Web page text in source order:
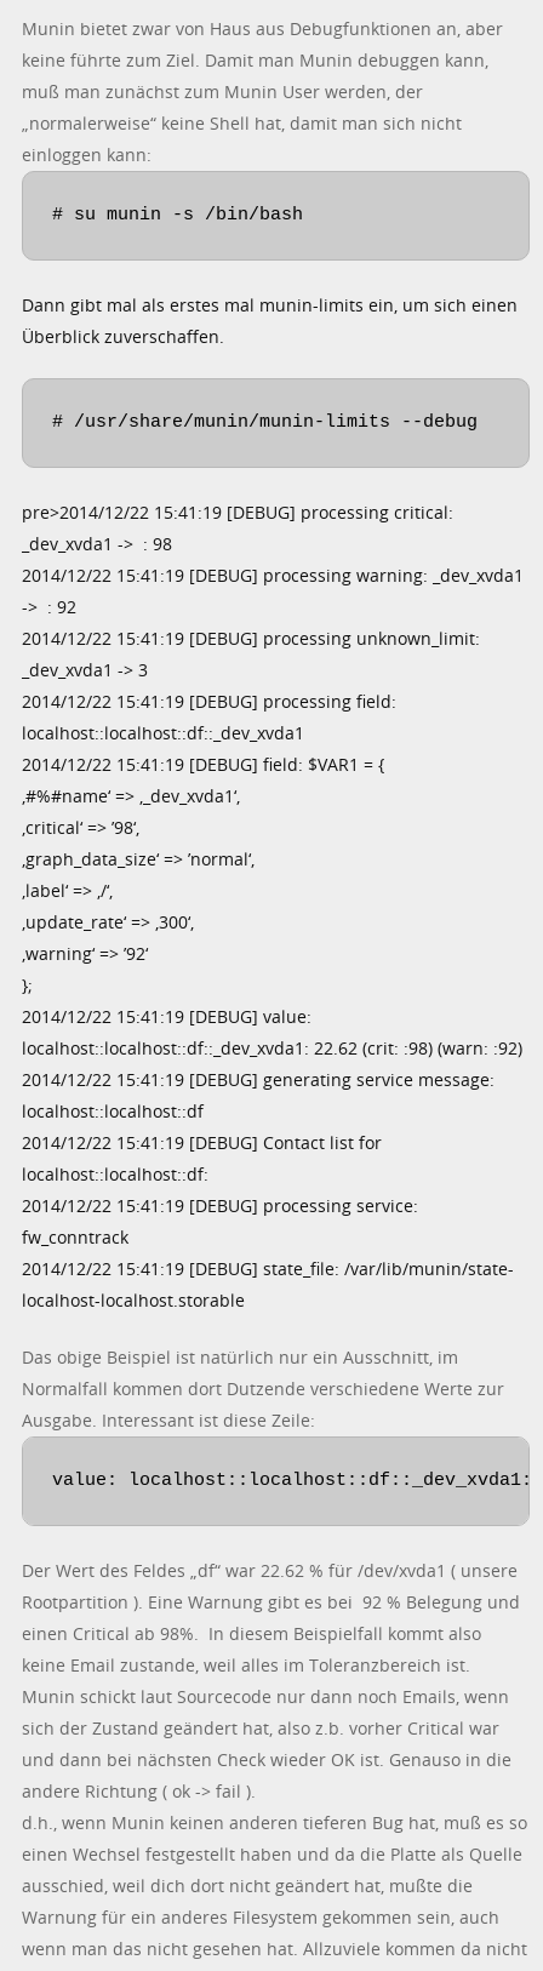
Munin bietet zwar von Haus aus Debugfunktionen an, aber
keine führte zum Ziel. Damit man Munin debuggen kann,
muß man zunächst zum Munin User werden, der
„normalerweise“ keine Shell hat, damit man sich nicht
einloggen kann:
# su munin -s /bin/bash
Dann gibt mal als erstes mal munin-limits ein, um sich einen
Überblick zuverschaffen.
# /usr/share/munin/munin-limits --debug
pre>2014/12/22 15:41:19 [DEBUG] processing critical:
_dev_xvda1 -> : 98
2014/12/22 15:41:19 [DEBUG] processing warning: _dev_xvda1
-> : 92
2014/12/22 15:41:19 [DEBUG] processing unknown_limit:
_dev_xvda1 -> 3
2014/12/22 15:41:19 [DEBUG] processing field:
localhost::localhost::df::_dev_xvda1
2014/12/22 15:41:19 [DEBUG] field: $VAR1 = {
‚#%#name‘ => ‚_dev_xvda1‘,
‚critical‘ => ’98‘,
‚graph_data_size‘ => ’normal‘,
‚label‘ => ‚/‘,
‚update_rate‘ => ‚300‘,
‚warning‘ => ’92‘
};
2014/12/22 15:41:19 [DEBUG] value:
localhost::localhost::df::_dev_xvda1: 22.62 (crit: :98) (warn: :92)
2014/12/22 15:41:19 [DEBUG] generating service message:
localhost::localhost::df
2014/12/22 15:41:19 [DEBUG] Contact list for
localhost::localhost::df:
2014/12/22 15:41:19 [DEBUG] processing service:
fw_conntrack
2014/12/22 15:41:19 [DEBUG] state_file: /var/lib/munin/state-
localhost-localhost.storable
Das obige Beispiel ist natürlich nur ein Ausschnitt, im
Normalfall kommen dort Dutzende verschiedene Werte zur
Ausgabe. Interessant ist diese Zeile:
value:
Der Wert des Feldes „df“ war 22.62 % für /dev/xvda1 ( unsere
Rootpartition ). Eine Warnung gibt es bei 92 % Belegung und
einen Critical ab 98%. In diesem Beispielfall kommt also
keine Email zustande, weil alles im Toleranzbereich ist.
Munin schickt laut Sourcecode nur dann noch Emails, wenn
sich der Zustand geändert hat, also z.b. vorher Critical war
und dann bei nächsten Check wieder OK ist. Genauso in die
andere Richtung ( ok -> fail ).
d.h., wenn Munin keinen anderen tieferen Bug hat, muß es so
einen Wechsel festgestellt haben und da die Platte als Quelle
ausschied, weil dich dort nicht geändert hat, mußte die
Warnung für ein anderes Filesystem gekommen sein, auch
wenn man das nicht gesehen hat. Allzuviele kommen da nicht